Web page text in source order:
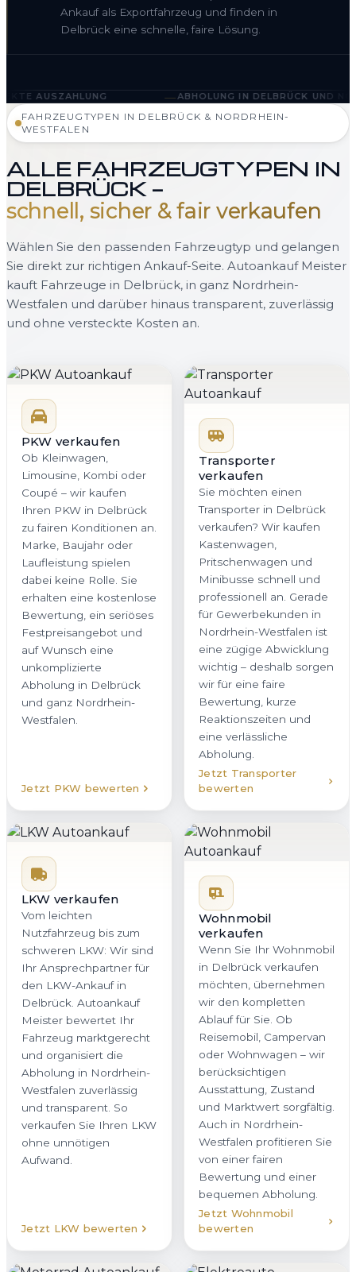
Ankauf als Exportfahrzeug und finden in
Delbrück eine schnelle, faire Lösung.
—ABHOLUNG IN DELBRÜCK UND NORDRHEIN-
FAHRZEUGTYPEN IN DELBRÜCK & NORDRHEIN-
WESTFALEN
ALLE FAHRZEUGTYPEN IN
DELBRÜCK —
schnell, sicher & fair verkaufen
Wählen Sie den passenden Fahrzeugtyp und gelangen
Sie direkt zur richtigen Ankauf-Seite. Autoankauf Meister
kauft Fahrzeuge in Delbrück, in ganz Nordrhein-
Westfalen und darüber hinaus transparent, zuverlässig
und ohne versteckte Kosten an.
PKW verkaufen
Ob Kleinwagen,
Limousine, Kombi oder
Coupé – wir kaufen
Ihren PKW in Delbrück
zu fairen Konditionen an.
Marke, Baujahr oder
Laufleistung spielen
dabei keine Rolle. Sie
erhalten eine kostenlose
Bewertung, ein seriöses
Festpreisangebot und
auf Wunsch eine
unkomplizierte
Abholung in Delbrück
und ganz Nordrhein-
Westfalen.
Jetzt PKW bewerten
Transporter
verkaufen
Sie möchten einen
Transporter in Delbrück
verkaufen? Wir kaufen
Kastenwagen,
Pritschenwagen und
Minibusse schnell und
professionell an. Gerade
für Gewerbekunden in
Nordrhein-Westfalen ist
eine zügige Abwicklung
wichtig – deshalb sorgen
wir für eine faire
Bewertung, kurze
Reaktionszeiten und
eine verlässliche
Abholung.
Jetzt Transporter
bewerten
LKW verkaufen
Vom leichten
Nutzfahrzeug bis zum
schweren LKW: Wir sind
Ihr Ansprechpartner für
den LKW-Ankauf in
Delbrück. Autoankauf
Meister bewertet Ihr
Fahrzeug marktgerecht
und organisiert die
Abholung in Nordrhein-
Westfalen zuverlässig
und transparent. So
verkaufen Sie Ihren LKW
ohne unnötigen
Aufwand.
Jetzt LKW bewerten
Wohnmobil
verkaufen
Wenn Sie Ihr Wohnmobil
in Delbrück verkaufen
möchten, übernehmen
wir den kompletten
Ablauf für Sie. Ob
Reisemobil, Campervan
oder Wohnwagen – wir
berücksichtigen
Ausstattung, Zustand
und Marktwert sorgfältig.
Auch in Nordrhein-
Westfalen profitieren Sie
von einer fairen
Bewertung und einer
bequemen Abholung.
Jetzt Wohnmobil
bewerten